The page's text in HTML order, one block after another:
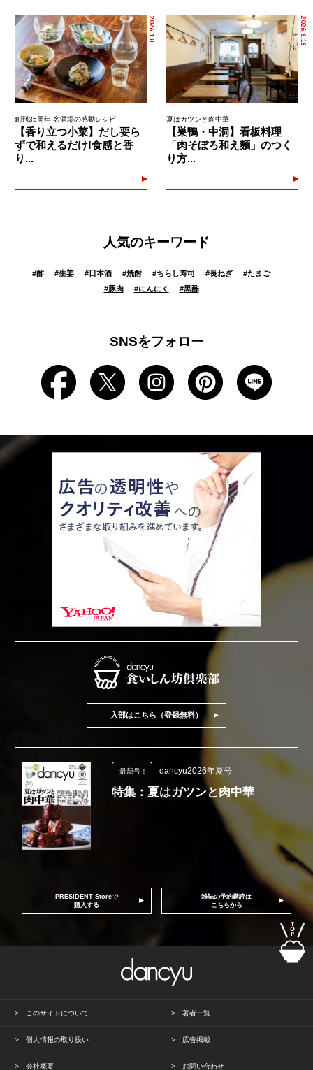
2026.1.8
創刊35周年!名酒場の感動レシピ
【香り立つ小菜】だし要ら
ずで和えるだけ!食感と香
り...
2026.6.16
夏はガツンと肉中華
【巣鴨・中洞】看板料理
「肉そぼろ和え麵」のつく
り方...
人気のキーワード
#酢 #生姜 #日本酒 #焼酎 #ちらし寿司 #長ねぎ #たまご
#豚肉 #にんにく #黒酢
SNSをフォロー
入部はこちら（登録無料）
最新号！ dancyu2026年夏号
特集：夏はガツンと肉中華
PRESIDENT Storeで
購入する
雑誌の予約購読は
こちらから
このサイトについて 著者一覧
個人情報の取り扱い 広告掲載
会社概要 お問い合わせ